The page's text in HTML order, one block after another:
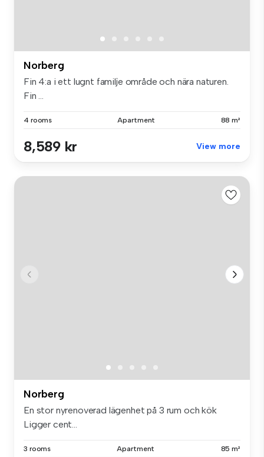
Norberg
Fin 4:a i ett lugnt familje område och nära naturen.
Fin ...
4 rooms Apartment 88 m²
8,589 kr View more
Norberg
En stor nyrenoverad lägenhet på 3 rum och kök
Ligger cent...
3 rooms Apartment 85 m²